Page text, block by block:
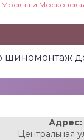
Москва и
Адрес:
Центральная